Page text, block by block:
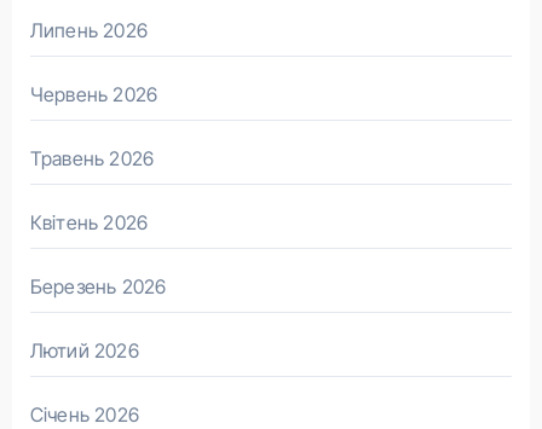
Липень 2026
Червень 2026
Травень 2026
Квітень 2026
Березень 2026
Лютий 2026
Січень 2026